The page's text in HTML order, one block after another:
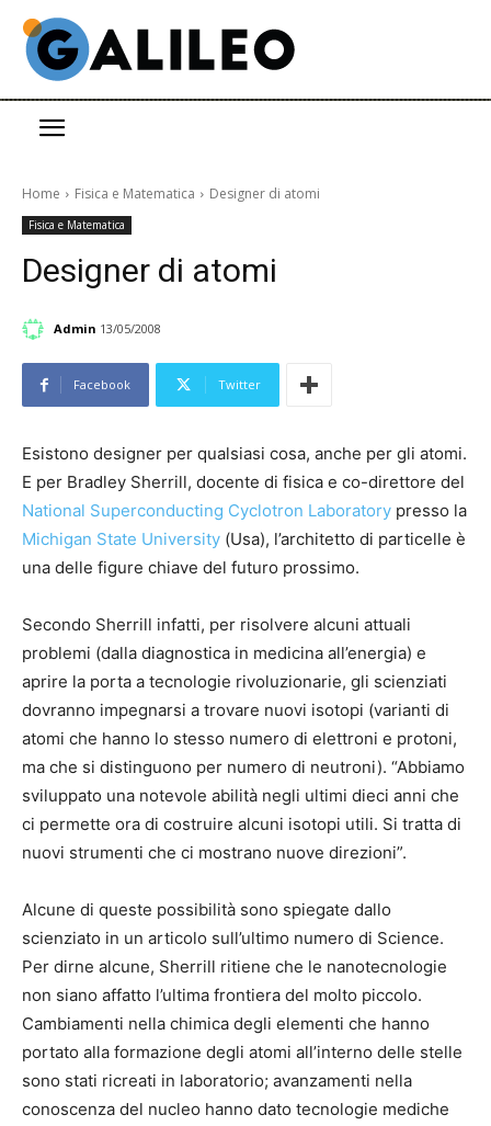
Home Fisica e Matematica Designer di atomi
Fisica e Matematica
Designer di atomi
Admin 13/05/2008
Facebook Twitter
Esistono designer per qualsiasi cosa, anche per gli atomi.
E per Bradley Sherrill, docente di fisica e co-direttore del
National Superconducting Cyclotron Laboratory presso la
Michigan State University (Usa), l’architetto di particelle è
una delle figure chiave del futuro prossimo.
Secondo Sherrill infatti, per risolvere alcuni attuali
problemi (dalla diagnostica in medicina all’energia) e
aprire la porta a tecnologie rivoluzionarie, gli scienziati
dovranno impegnarsi a trovare nuovi isotopi (varianti di
atomi che hanno lo stesso numero di elettroni e protoni,
ma che si distinguono per numero di neutroni). “Abbiamo
sviluppato una notevole abilità negli ultimi dieci anni che
ci permette ora di costruire alcuni isotopi utili. Si tratta di
nuovi strumenti che ci mostrano nuove direzioni”.
Alcune di queste possibilità sono spiegate dallo
scienziato in un articolo sull’ultimo numero di Science.
Per dirne alcune, Sherrill ritiene che le nanotecnologie
non siano affatto l’ultima frontiera del molto piccolo.
Cambiamenti nella chimica degli elementi che hanno
portato alla formazione degli atomi all’interno delle stelle
sono stati ricreati in laboratorio; avanzamenti nella
conoscenza del nucleo hanno dato tecnologie mediche